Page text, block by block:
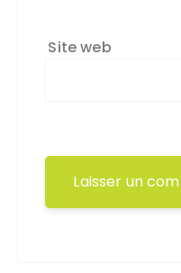
Site web